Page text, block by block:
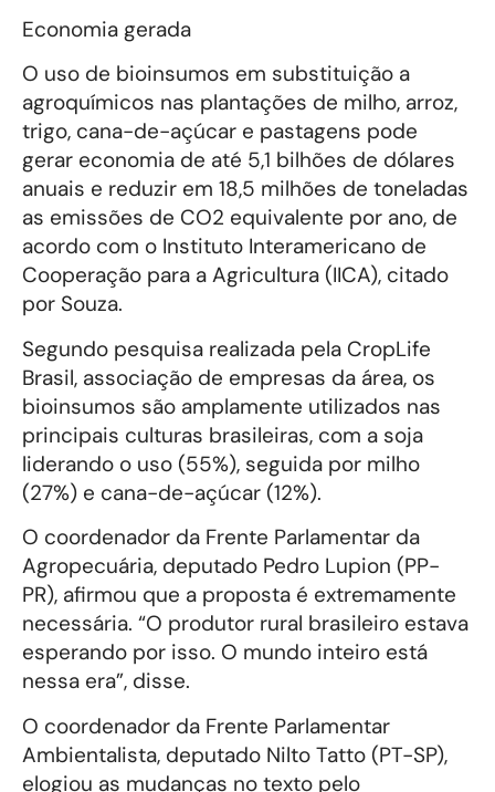
Economia gerada
O uso de bioinsumos em substituição a
agroquímicos nas plantações de milho, arroz,
trigo, cana-de-açúcar e pastagens pode
gerar economia de até 5,1 bilhões de dólares
anuais e reduzir em 18,5 milhões de toneladas
as emissões de CO2 equivalente por ano, de
acordo com o Instituto Interamericano de
Cooperação para a Agricultura (IICA), citado
por Souza.
Segundo pesquisa realizada pela CropLife
Brasil, associação de empresas da área, os
bioinsumos são amplamente utilizados nas
principais culturas brasileiras, com a soja
liderando o uso (55%), seguida por milho
(27%) e cana-de-açúcar (12%).
O coordenador da Frente Parlamentar da
Agropecuária, deputado Pedro Lupion (PP-
PR), afirmou que a proposta é extremamente
necessária. “O produtor rural brasileiro estava
esperando por isso. O mundo inteiro está
nessa era”, disse.
O coordenador da Frente Parlamentar
Ambientalista, deputado Nilto Tatto (PT-SP),
elogiou as mudanças no texto pelo